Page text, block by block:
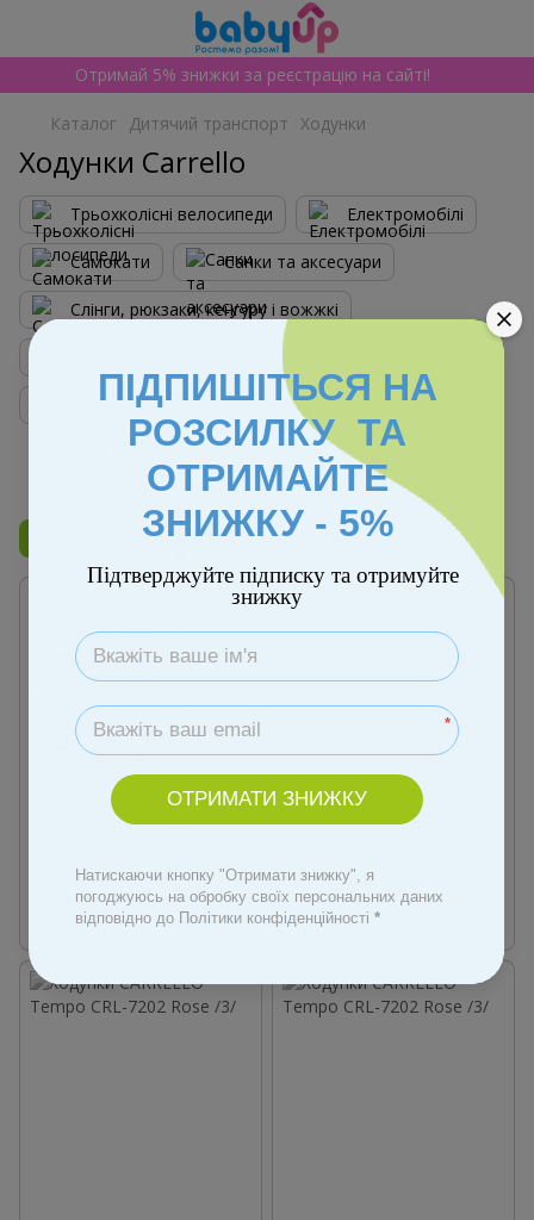
Отримай 5% знижки за реєстрацію на сайті!
Каталог Дитячий транспорт Ходунки
Ходунки Carrello
Трьохколісні велосипеди Електромобілі
Самокати Санки та аксесуари
Слінги, рюкзаки, кенгуру і вожжкі
Велобіги
За популярністю
Carrello
Безкоштовна доставка
1
Ходунки CARRELLO Amico CRL-
7201/2 Green /3/
874 грн
Безкоштовна доставка
Ходунки CARRELLO Amico CRL-
7201/2 Azure /3/
874 грн
ПІДПИШІТЬСЯ НА
РОЗСИЛКУ ТА
ОТРИМАЙТЕ
ЗНИЖКУ - 5%
Підтверджуйте підписку та отримуйте
знижку
*
ОТРИМАТИ ЗНИЖКУ
Натискаючи кнопку "Отримати знижку", я
погоджуюсь на обробку своїх персональних даних
відповідно до Політики конфіденційності *